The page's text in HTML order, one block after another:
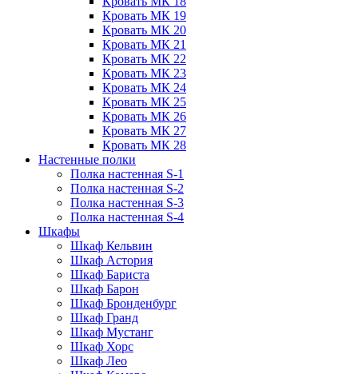
Кровать МК 19
Кровать МК 20
Кровать МК 21
Кровать МК 22
Кровать МК 23
Кровать МК 24
Кровать МК 25
Кровать МК 26
Кровать МК 27
Кровать МК 28
Настенные полки
Полка настенная S-1
Полка настенная S-2
Полка настенная S-3
Полка настенная S-4
Шкафы
Шкаф Кельвин
Шкаф Астория
Шкаф Бариста
Шкаф Барон
Шкаф Бронденбург
Шкаф Гранд
Шкаф Мустанг
Шкаф Хорс
Шкаф Лео